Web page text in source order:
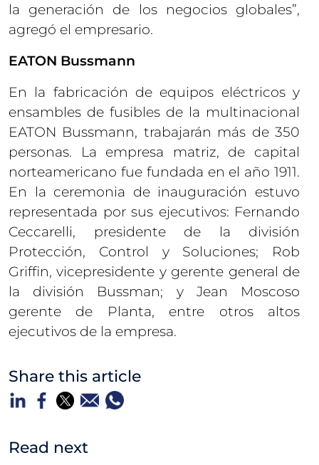
la generación de los negocios globales”,
agregó el empresario.
EATON Bussmann
En la fabricación de equipos eléctricos y
ensambles de fusibles de la multinacional
EATON Bussmann, trabajarán más de 350
personas. La empresa matriz, de capital
norteamericano fue fundada en el año 1911.
En la ceremonia de inauguración estuvo
representada por sus ejecutivos: Fernando
Ceccarelli, presidente de la división
Protección, Control y Soluciones; Rob
Griffin, vicepresidente y gerente general de
la división Bussman; y Jean Moscoso
gerente de Planta, entre otros altos
ejecutivos de la empresa.
Share this article
Read next